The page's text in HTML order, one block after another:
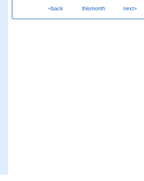
<back thismonth next>